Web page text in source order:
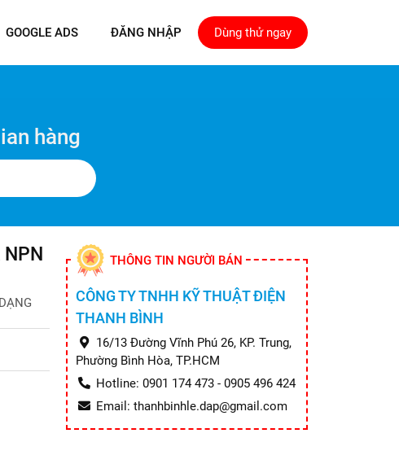
GOOGLE ADS ĐĂNG NHẬP Dùng thử ngay
hàng
NPN
THÔNG TIN NGƯỜI BÁN
CÔNG TY TNHH KỸ THUẬT ĐIỆN
THANH BÌNH
16/13 Đường Vĩnh Phú 26, KP. Trung,
Phường Bình Hòa, TP.HCM
Hotline: 0901 174 473 - 0905 496 424
Email: thanhbinhle.dap@gmail.com